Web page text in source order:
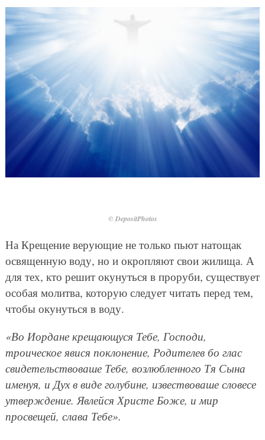
© DepositPhotos
На Крещение верующие не только пьют натощак
освященную воду, но и окропляют свои жилища. А
для тех, кто решит окунуться в проруби, существует
особая молитва, которую следует читать перед тем,
чтобы окунуться в воду.
«Во Иордане крещающуся Тебе, Господи,
троическое явися поклонение, Родителев бо глас
свидетельствоваше Тебе, возлюбленного Тя Сына
именуя, и Дух в виде голубине, извествоваше словесе
утверждение. Явлейся Христе Боже, и мир
просвещей, слава Тебе».